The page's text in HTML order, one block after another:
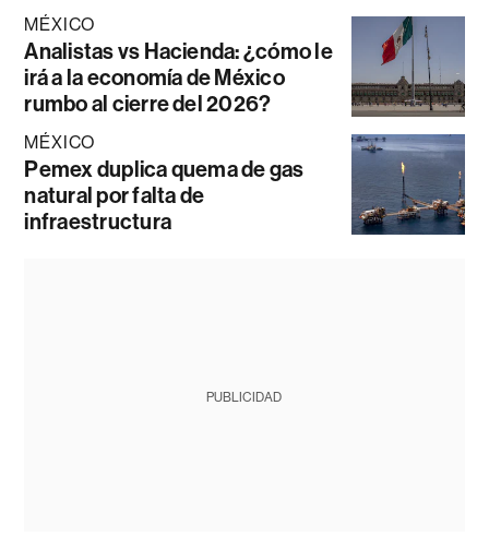
MÉXICO
Analistas vs Hacienda: ¿cómo le
irá a la economía de México
rumbo al cierre del 2026?
MÉXICO
Pemex duplica quema de gas
natural por falta de
infraestructura
PUBLICIDAD